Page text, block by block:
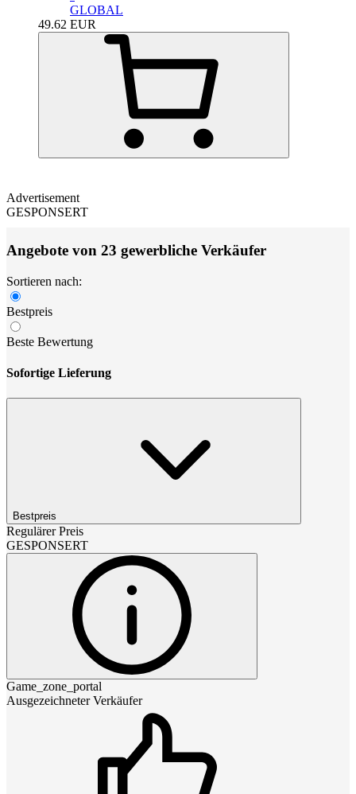
GLOBAL
49.62 EUR
Advertisement
GESPONSERT
Angebote von 23 gewerbliche Verkäufer
Sortieren nach:
Bestpreis
Beste Bewertung
Sofortige Lieferung
Bestpreis
Regulärer Preis
GESPONSERT
Game_zone_portal
Ausgezeichneter Verkäufer